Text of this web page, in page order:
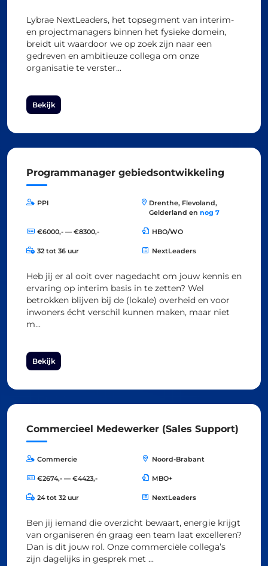
Lybrae NextLeaders, het topsegment van interim-
en projectmanagers binnen het fysieke domein,
breidt uit waardoor we op zoek zijn naar een
gedreven en ambitieuze collega om onze
organisatie te verster...
Bekijk
Programmanager gebiedsontwikkeling
PPI
Drenthe, Flevoland,
Gelderland ennog 7
€6000,- — €8300,- HBO/WO
32 tot 36 uur NextLeaders
Heb jij er al ooit over nagedacht om jouw kennis en
ervaring op interim basis in te zetten? Wel
betrokken blijven bij de (lokale) overheid en voor
inwoners écht verschil kunnen maken, maar niet
m...
Bekijk
Commercieel Medewerker (Sales Support)
Commercie Noord-Brabant
€2674,- — €4423,- MBO+
24 tot 32 uur NextLeaders
Ben jij iemand die overzicht bewaart, energie krijgt
van organiseren én graag een team laat excelleren?
Dan is dit jouw rol. Onze commerciële collega’s
zijn dagelijks in gesprek met ...